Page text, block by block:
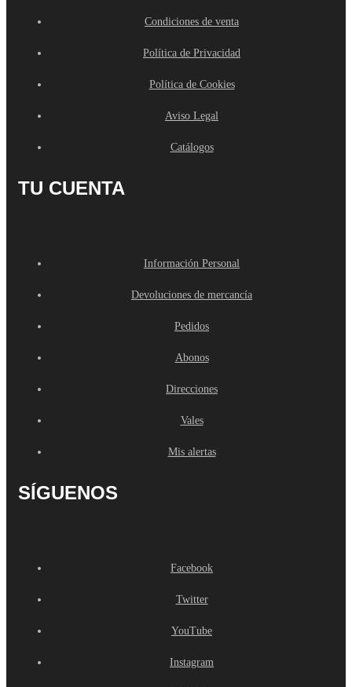
Condiciones de venta
Política de Privacidad
Política de Cookies
Aviso Legal
Catálogos
TU CUENTA
Información Personal
Devoluciones de mercancía
Pedidos
Abonos
Direcciones
Vales
Mis alertas
SÍGUENOS
Facebook
Twitter
YouTube
Instagram